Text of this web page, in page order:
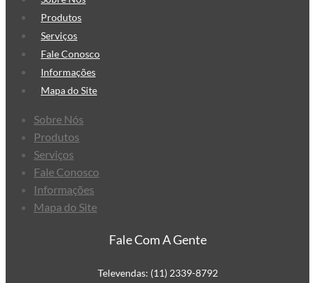
Produtos
Serviços
Fale Conosco
Informações
Mapa do Site
Sobre Nós
Produtos
Serviços
Fale Conosco
Informações
Mapa do Site
Fale Com A Gente
Televendas: (11) 2339-8792